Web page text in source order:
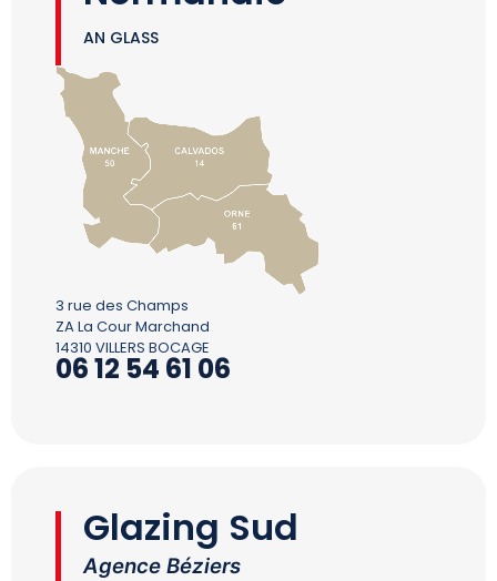
AN GLASS
3 rue des Champs
ZA La Cour Marchand
14310 VILLERS BOCAGE
06 12 54 61 06
Glazing Sud
Agence Béziers